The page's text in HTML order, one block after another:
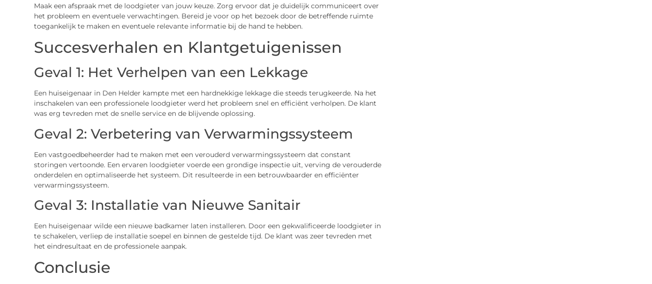
Maak een afspraak met de loodgieter van jouw keuze. Zorg ervoor dat je duidelijk communiceert over
het probleem en eventuele verwachtingen. Bereid je voor op het bezoek door de betreffende ruimte
toegankelijk te maken en eventuele relevante informatie bij de hand te hebben.
Succesverhalen en Klantgetuigenissen
Geval 1: Het Verhelpen van een Lekkage
Een huiseigenaar in Den Helder kampte met een hardnekkige lekkage die steeds terugkeerde. Na het
inschakelen van een professionele loodgieter werd het probleem snel en efficiënt verholpen. De klant
was erg tevreden met de snelle service en de blijvende oplossing.
Geval 2: Verbetering van Verwarmingssysteem
Een vastgoedbeheerder had te maken met een verouderd verwarmingssysteem dat constant
storingen vertoonde. Een ervaren loodgieter voerde een grondige inspectie uit, verving de verouderde
onderdelen en optimaliseerde het systeem. Dit resulteerde in een betrouwbaarder en efficiënter
verwarmingssysteem.
Geval 3: Installatie van Nieuwe Sanitair
Een huiseigenaar wilde een nieuwe badkamer laten installeren. Door een gekwalificeerde loodgieter in
te schakelen, verliep de installatie soepel en binnen de gestelde tijd. De klant was zeer tevreden met
het eindresultaat en de professionele aanpak.
Conclusie